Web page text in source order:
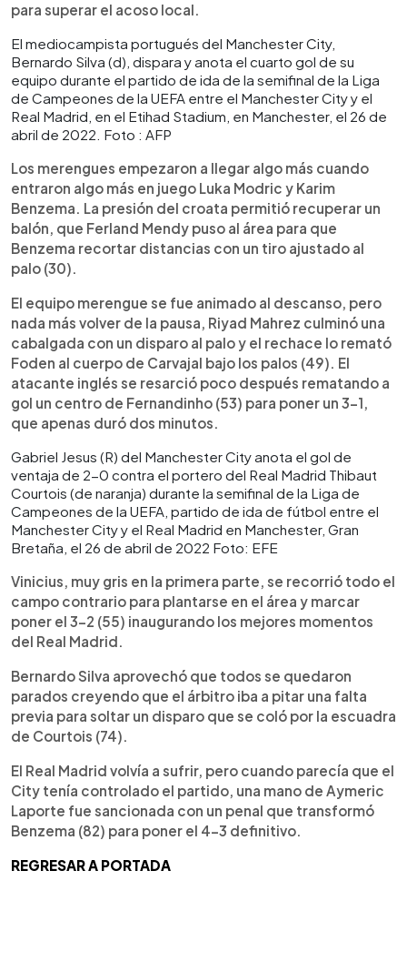
para superar el acoso local.
El mediocampista portugués del Manchester City,
Bernardo Silva (d), dispara y anota el cuarto gol de su
equipo durante el partido de ida de la semifinal de la Liga
de Campeones de la UEFA entre el Manchester City y el
Real Madrid, en el Etihad Stadium, en Manchester, el 26 de
abril de 2022. Foto : AFP
Los merengues empezaron a llegar algo más cuando
entraron algo más en juego Luka Modric y Karim
Benzema. La presión del croata permitió recuperar un
balón, que Ferland Mendy puso al área para que
Benzema recortar distancias con un tiro ajustado al
palo (30).
El equipo merengue se fue animado al descanso, pero
nada más volver de la pausa, Riyad Mahrez culminó una
cabalgada con un disparo al palo y el rechace lo remató
Foden al cuerpo de Carvajal bajo los palos (49). El
atacante inglés se resarció poco después rematando a
gol un centro de Fernandinho (53) para poner un 3-1,
que apenas duró dos minutos.
Gabriel Jesus (R) del Manchester City anota el gol de
ventaja de 2-0 contra el portero del Real Madrid Thibaut
Courtois (de naranja) durante la semifinal de la Liga de
Campeones de la UEFA, partido de ida de fútbol entre el
Manchester City y el Real Madrid en Manchester, Gran
Bretaña, el 26 de abril de 2022 Foto: EFE
Vinicius, muy gris en la primera parte, se recorrió todo el
campo contrario para plantarse en el área y marcar
poner el 3-2 (55) inaugurando los mejores momentos
del Real Madrid.
Bernardo Silva aprovechó que todos se quedaron
parados creyendo que el árbitro iba a pitar una falta
previa para soltar un disparo que se coló por la escuadra
de Courtois (74).
El Real Madrid volvía a sufrir, pero cuando parecía que el
City tenía controlado el partido, una mano de Aymeric
Laporte fue sancionada con un penal que transformó
Benzema (82) para poner el 4-3 definitivo.
REGRESAR A PORTADA